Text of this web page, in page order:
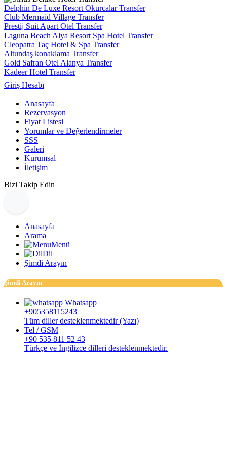
Delphin De Luxe Resort Okurcalar Transfer
Club Mermaid Village Transfer
Prestij Suit Apart Otel Transfer
Laguna Beach Alya Resort Spa Hotel Transfer
Cleopatra Taç Hotel & Spa Transfer
Altundaş konaklama Transfer
Gold Safran Otel Alanya Transfer
Kadeer Hotel Transfer
Giriş Hesabı
Anasayfa
Rezervasyon
Fiyat Listesi
Yorumlar ve Değerlendirmeler
SSS
Galeri
Kurumsal
İletişim
Bizi Takip Edin
Anasayfa
Arama
Menü
Dil
Şimdi Arayın
Şimdi Arayın
Whatsapp
+905358115243
Tüm diller desteklenmektedir (Yazı)
Tel / GSM
+90 535 811 52 43
Türkçe ve İngilizce dilleri desteklenmektedir.